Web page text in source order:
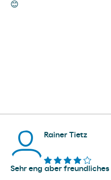
😊
Rainer Tietz
Sehr eng aber freundliches